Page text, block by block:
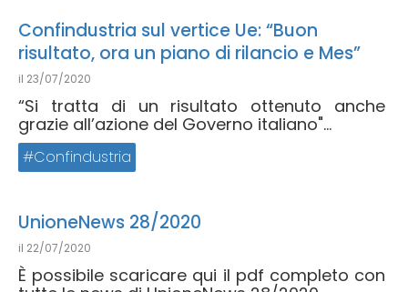
Confindustria sul vertice Ue: “Buon
risultato, ora un piano di rilancio e Mes”
il 23/07/2020
“Si tratta di un risultato ottenuto anche
grazie all’azione del Governo italiano"...
Confindustria
UnioneNews 28/2020
il 22/07/2020
È possibile scaricare qui il pdf completo con